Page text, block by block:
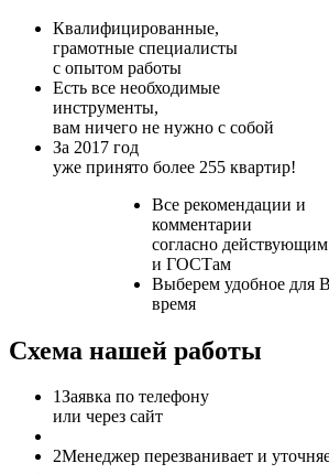
Квалифицированные,
грамотные специалисты
с опытом работы
Есть все необходимые
инструменты,
вам ничего не нужно с собой
За 2017 год
уже принято более 255 квартир!
Все рекомендации и
комментарии
согласно
и ГОСТам
Выберем удобное для
время
Схема нашей работы
1Заявка по телефону
или через сайт
2Менеджер перезванивает и